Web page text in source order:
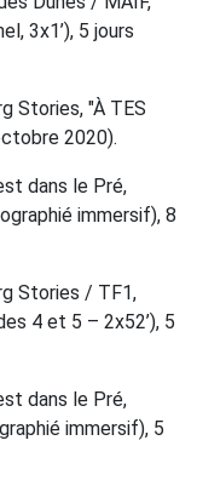
3x1’), 5 jours
Stories, "À TES
2020).
dans le Pré,
immersif), 8
Stories / TF1,
4 et 5 – 2x52’), 5
dans le Pré,
immersif), 5